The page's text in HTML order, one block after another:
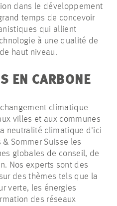
dans le développement
temps de concevoir
qui allient
à une qualité de
haut niveau.
EN CARBONE
climatique
villes et aux communes
neutralité climatique d'ici
Sommer Suisse les
globales de conseil, de
Nos experts sont des
des thèmes tels que la
verte, les énergies
des réseaux